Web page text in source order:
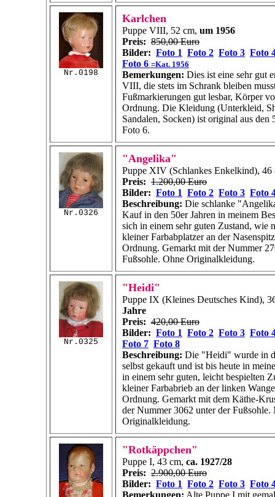
Nr.0198
Karlchen
Puppe VIII, 52 cm, um 1956
Preis: 850,00 Euro
Bilder: Foto 1 Foto 2 Foto 3 Foto
Foto 6 =Kat. 1956
Bemerkungen: Dies ist eine sehr gut
VIII, die stets im Schrank bleiben
Fußmarkierungen gut lesbar, Körper
Ordnung. Die Kleidung (Unterkleid,
Sandalen, Socken) ist original aus den
Foto 6.
Nr.0326
"Angelika"
Puppe XIV (Schlankes Enkelkind),
Preis: 1.200,00 Euro
Bilder: Foto 1 Foto 2 Foto 3 Foto
Beschreibung: Die schlanke
Kauf in den 50er Jahren in meinem
sich in einem sehr guten Zustand, wie
kleiner Farbabplatzer an der
Ordnung. Gemarkt mit der Nummer
Fußsohle. Ohne Originalkleidung.
Nr.0325
"Heidi"
Puppe IX (Kleines Deutsches Kind),
Jahre
Preis: 420,00 Euro
Bilder: Foto 1 Foto 2 Foto 3 Foto
Foto 7 Foto 8
Beschreibung: Die "Heidi" wurde in
selbst gekauft und ist bis heute in
in einem sehr guten, leicht bespielten
kleiner Farbabrieb an der linken
Ordnung. Gemarkt mit dem Käthe-
der Nummer 3062 unter der Fußsohle.
Originalkleidung.
"Rotkäppchen"
Puppe I, 43 cm, ca. 1927/28
Preis: 2.900,00 Euro
Bilder: Foto 1 Foto 2 Foto 3 Foto
Bemerkungen: Alte Puppe I mit